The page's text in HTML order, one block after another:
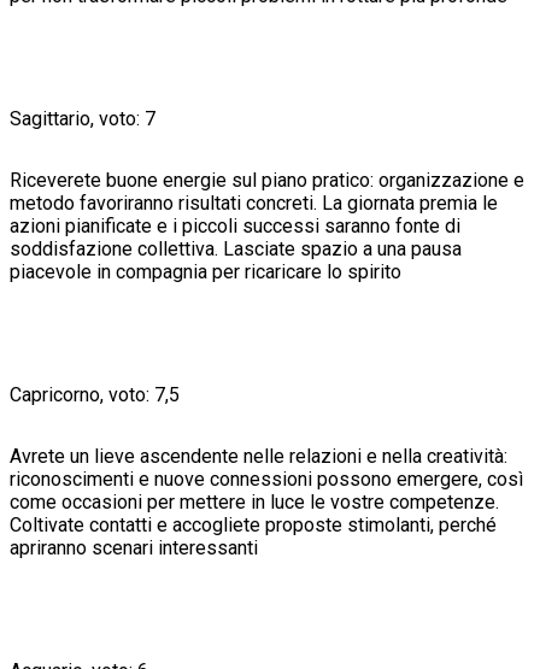
Sagittario, voto: 7
Riceverete buone energie sul piano pratico: organizzazione e
metodo favoriranno risultati concreti. La giornata premia le
azioni pianificate e i piccoli successi saranno fonte di
soddisfazione collettiva. Lasciate spazio a una pausa
piacevole in compagnia per ricaricare lo spirito
Capricorno, voto: 7,5
Avrete un lieve ascendente nelle relazioni e nella creatività:
riconoscimenti e nuove connessioni possono emergere, così
come occasioni per mettere in luce le vostre competenze.
Coltivate contatti e accogliete proposte stimolanti, perché
apriranno scenari interessanti